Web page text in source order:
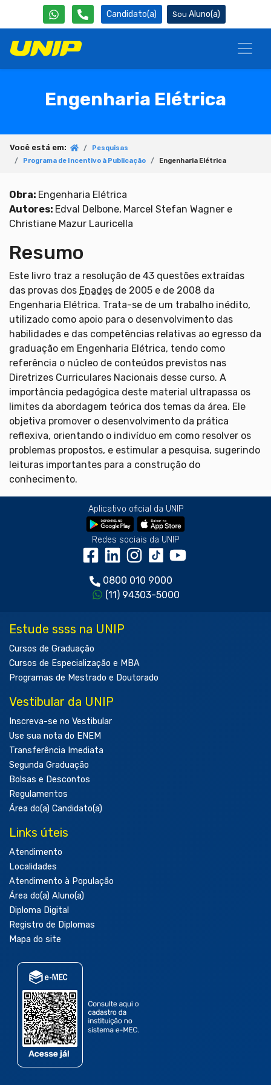
Candidato(a) Aluno(a)
Engenharia Elétrica
Você está em:
Pesquisas
Programa de Incentivo à Publicação
Engenharia Elétrica
Obra: Engenharia Elétrica
Autores: Edval Delbone, Marcel Stefan Wagner e
Christiane Mazur Lauricella
Resumo
Este livro traz a resolução de 43 questões extraídas
das provas dos Enades de 2005 e de 2008 da
Engenharia Elétrica. Trata-se de um trabalho inédito,
utilizado como apoio para o desenvolvimento das
habilidades e das competências relativas ao egresso da
graduação em Engenharia Elétrica, tendo como
referência o núcleo de conteúdos previstos nas
Diretrizes Curriculares Nacionais desse curso. A
importância pedagógica deste material ultrapassa os
limites da abordagem teórica dos temas da área. Ele
objetiva promover o desenvolvimento da prática
reflexiva, orientando o indivíduo em como resolver os
problemas propostos, e estimular a pesquisa, sugerindo
leituras importantes para a construção do
conhecimento.
Aplicativo oficial da UNIP
Redes sociais da UNIP
0800 010 9000
(11) 94303-5000
Estude ssss na UNIP
Cursos de Graduação
Cursos de Especialização e MBA
Programas de Mestrado e Doutorado
Vestibular da UNIP
Inscreva-se no Vestibular
Use sua nota do ENEM
Transferência Imediata
Segunda Graduação
Bolsas e Descontos
Regulamentos
Área do(a) Candidato(a)
Links úteis
Atendimento
Localidades
Atendimento à População
Área do(a) Aluno(a)
Diploma Digital
Registro de Diplomas
Mapa do site